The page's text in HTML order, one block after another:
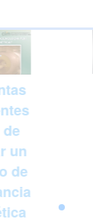
un
de